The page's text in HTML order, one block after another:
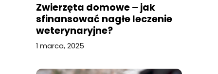
Zwierzęta domowe – jak
sfinansować nagłe leczenie
weterynaryjne?
1 marca, 2025